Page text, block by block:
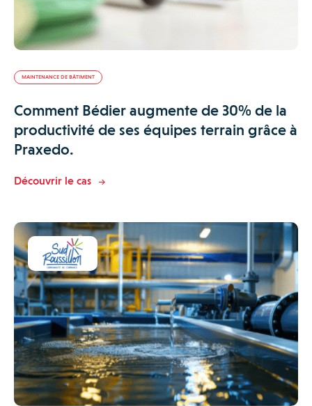
MAINTENANCE DE BÂTIMENT
Comment Bédier augmente de 30% de la
productivité de ses équipes terrain grâce à
Praxedo.
Découvrir le cas